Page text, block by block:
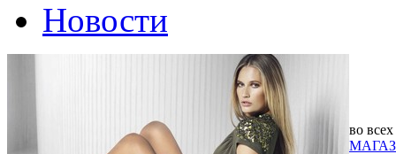
Новости
во всех